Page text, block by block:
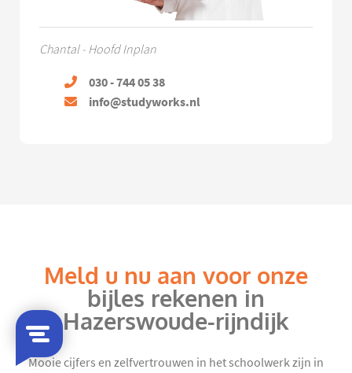
Chantal - Hoofd Inplan
030 - 744 05 38
info@studyworks.nl
Meld u nu aan voor onze
bijles rekenen in
Hazerswoude-rijndijk
Mooie cijfers en zelfvertrouwen in het schoolwerk zijn in